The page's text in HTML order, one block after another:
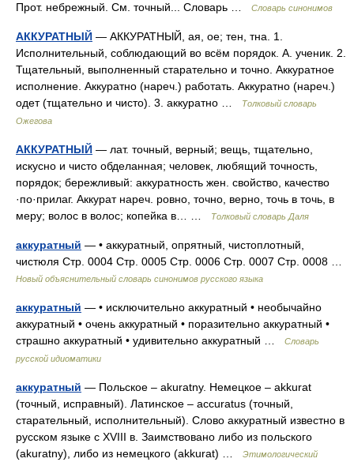
Прот. небрежный. См. точный... Словарь …
Словарь синонимов
АККУРАТНЫЙ — АККУРАТНЫЙ, ая, ое; тен, тна. 1.
Исполнительный, соблюдающий во всём порядок. А. ученик. 2.
Тщательный, выполненный старательно и точно. Аккуратное
исполнение. Аккуратно (нареч.) работать. Аккуратно (нареч.)
одет (тщательно и чисто). 3. аккуратно …
Толковый словарь
Ожегова
АККУРАТНЫЙ — лат. точный, верный; вещь, тщательно,
искусно и чисто обделанная; человек, любящий точность,
порядок; бережливый: аккуратность жен. свойство, качество
·по·прилаг. Аккурат нареч. ровно, точно, верно, точь в точь, в
меру; волос в волос; копейка в… …
Толковый словарь Даля
аккуратный — • аккуратный, опрятный, чистоплотный,
чистюля Стр. 0004 Стр. 0005 Стр. 0006 Стр. 0007 Стр. 0008 …
Новый объяснительный словарь синонимов русского языка
аккуратный — • исключительно аккуратный • необычайно
аккуратный • очень аккуратный • поразительно аккуратный •
страшно аккуратный • удивительно аккуратный …
Словарь
русской идиоматики
аккуратный — Польское – akuratny. Немецкое – akkurat
(точный, исправный). Латинское – accuratus (точный,
старательный, исполнительный). Слово аккуратный известно в
русском языке с XVIII в. Заимствовано либо из польского
(akuratny), либо из немецкого (akkurat) …
Этимологический